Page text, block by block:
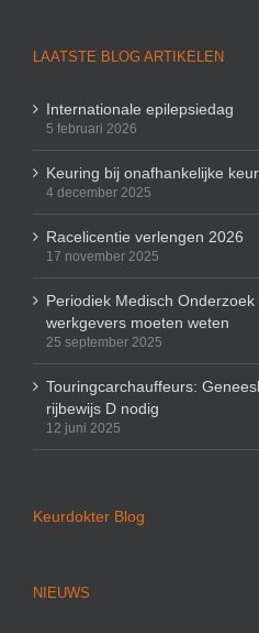
LAATSTE BLOG ARTIKELEN
Internationale epilepsiedag
5 februari 2026
Keuring bij onafhankelijke
4 december 2025
Racelicentie verlengen 2026
17 november 2025
Periodiek Medisch
werkgevers moeten weten
25 september 2025
Touringcarchauffeurs:
rijbewijs D nodig
12 juni 2025
Keurdokter Blog
NIEUWS